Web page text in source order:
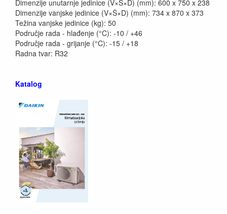
Dimenzije unutarnje jedinice (V×Š×D) (mm): 600 x 750 x 238
Dimenzije vanjske jedinice (V×Š×D) (mm): 734 x 870 x 373
Težina vanjske jedinice (kg): 50
Područje rada - hlađenje (°C): -10 / +46
Područje rada - grijanje (°C): -15 / +18
Radna tvar: R32
Katalog